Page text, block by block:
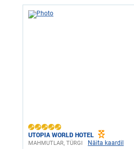
UTOPIA WORLD HOTEL
MAHMUTLAR, ТÜRGI Näita kaardil